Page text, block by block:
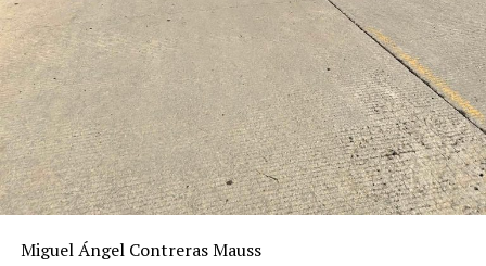
Miguel Ángel Contreras Mauss